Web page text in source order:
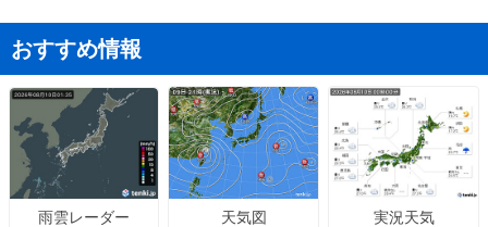
おすすめ情報
雨雲レーダー 天気図 実況天気